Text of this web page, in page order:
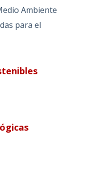
Ambiente
para el